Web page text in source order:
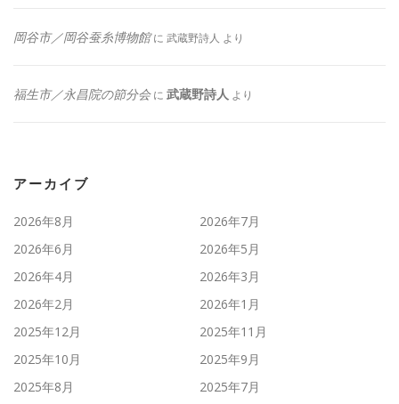
岡谷市／岡谷蚕糸博物館に 武蔵野詩人 より
福生市／永昌院の節分会に 武蔵野詩人 より
アーカイブ
2026年8月
2026年7月
2026年6月
2026年5月
2026年4月
2026年3月
2026年2月
2026年1月
2025年12月
2025年11月
2025年10月
2025年9月
2025年8月
2025年7月